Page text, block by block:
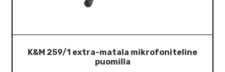
K&M 259/1 extra-matala mikrofoniteline
puomilla